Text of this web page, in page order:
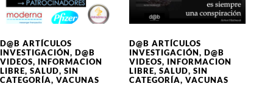
D@B ARTÍCULOS
INVESTIGACIÓN, D@B
VIDEOS, INFORMACION
LIBRE, SALUD, SIN
CATEGORÍA, VACUNAS
D@B ARTÍCULOS
INVESTIGACIÓN, D@B
VIDEOS, INFORMACION
LIBRE, SALUD, SIN
CATEGORÍA, VACUNAS